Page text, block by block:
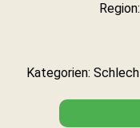
Kategorien: